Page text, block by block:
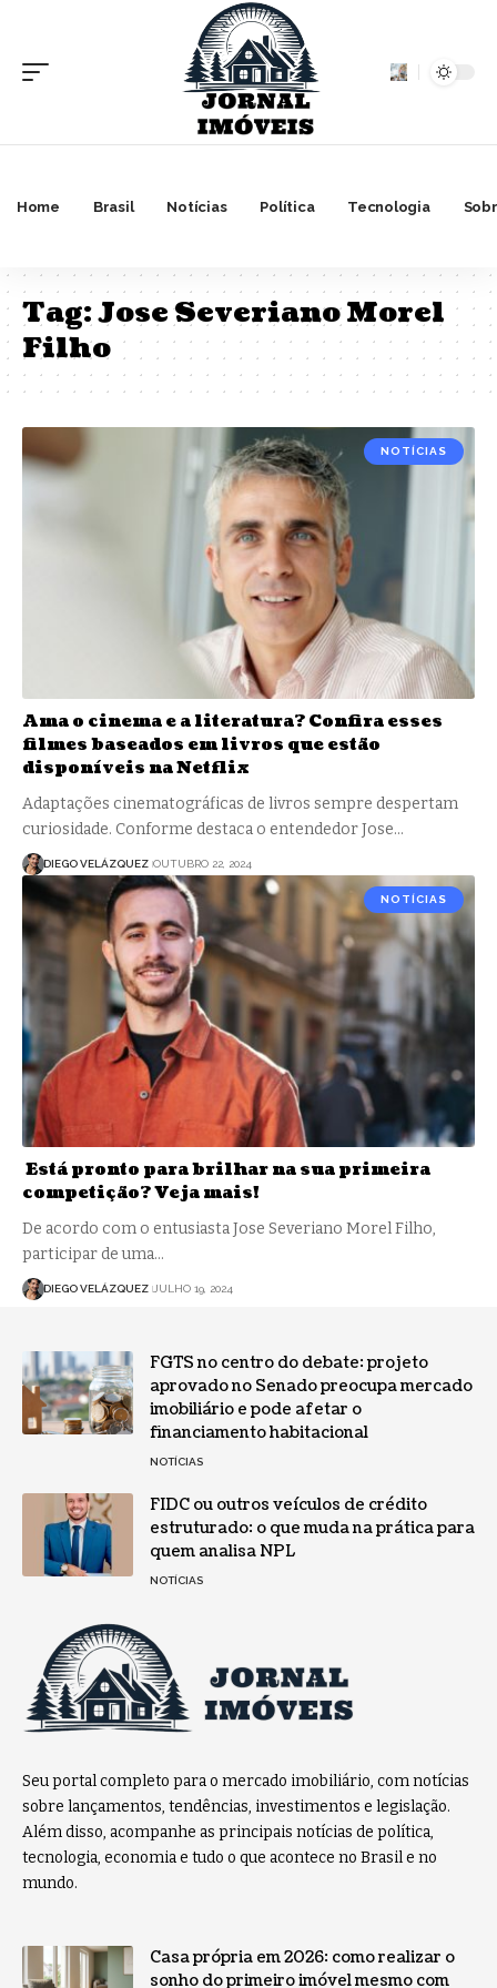
Home Brasil Notícias Política Tecnologia
Tag:Jose Severiano Morel
Filho
NOTÍCIAS
Ama o cinema e a literatura? Confira esses
filmes baseados em livros que estão
disponíveis na Netflix
Adaptações cinematográficas de livros sempre despertam
curiosidade. Conforme destaca o entendedor Jose…
DIEGO VELÁZQUEZ OUTUBRO 22, 2024
NOTÍCIAS
Está pronto para brilhar na sua primeira
competição? Veja mais!
De acordo com o entusiasta Jose Severiano Morel Filho,
participar de uma…
DIEGO VELÁZQUEZ JULHO 19, 2024
FGTS no centro do debate: projeto
aprovado no Senado preocupa mercado
imobiliário e pode afetar o
financiamento habitacional
NOTÍCIAS
FIDC ou outros veículos de crédito
estruturado: o que muda na prática para
quem analisa NPL
NOTÍCIAS
Seu portal completo para o mercado imobiliário, com notícias
sobre lançamentos, tendências, investimentos e legislação.
Além disso, acompanhe as principais notícias de política,
tecnologia, economia e tudo o que acontece no Brasil e no
mundo.
Casa própria em 2026: como realizar o
sonho do primeiro imóvel mesmo com